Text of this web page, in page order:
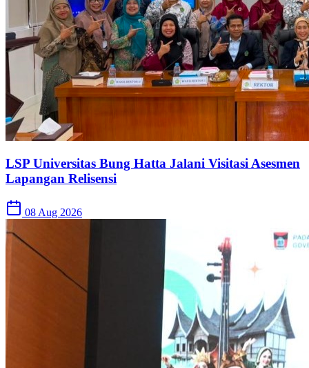
LSP Universitas Bung Hatta Jalani Visitasi Asesmen
Lapangan Relisensi
08 Aug 2026